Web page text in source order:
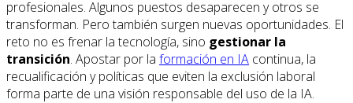
profesionales. Algunos puestos desaparecen y otros se
transforman. Pero también surgen nuevas oportunidades. El
reto no es frenar la tecnología, sino gestionar la
transición. Apostar por la formación en IA continua, la
recualificación y políticas que eviten la exclusión laboral
forma parte de una visión responsable del uso de la IA.